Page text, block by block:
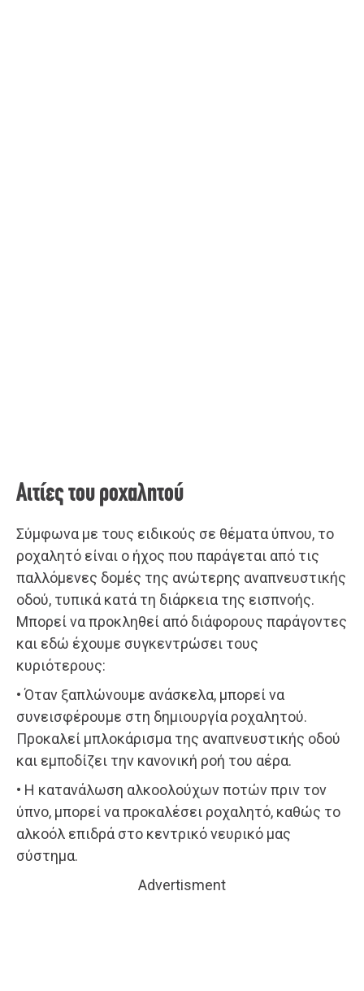
Αιτίες του ροχαλητού
Σύμφωνα με τους ειδικούς σε θέματα ύπνου, το
ροχαλητό είναι ο ήχος που παράγεται από τις
παλλόμενες δομές της ανώτερης αναπνευστικής
οδού, τυπικά κατά τη διάρκεια της εισπνοής.
Μπορεί να προκληθεί από διάφορους παράγοντες
και εδώ έχουμε συγκεντρώσει τους
κυριότερους:
• Όταν ξαπλώνουμε ανάσκελα, μπορεί να
συνεισφέρουμε στη δημιουργία ροχαλητού.
Προκαλεί μπλοκάρισμα της αναπνευστικής οδού
και εμποδίζει την κανονική ροή του αέρα.
• Η κατανάλωση αλκοολούχων ποτών πριν τον
ύπνο, μπορεί να προκαλέσει ροχαλητό, καθώς το
αλκοόλ επιδρά στο κεντρικό νευρικό μας
σύστημα.
Advertisment